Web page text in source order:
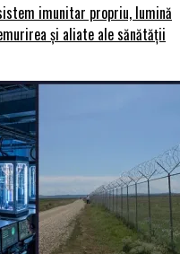
imunitar propriu, lumină
și aliate ale sănătății